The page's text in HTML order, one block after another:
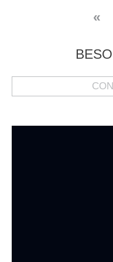
«